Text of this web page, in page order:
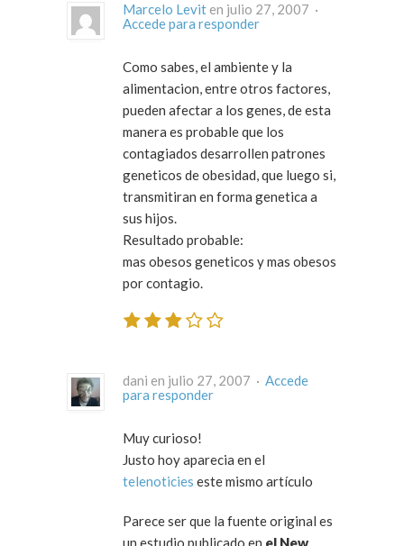
Marcelo Levit
en julio 27, 2007 ·
Accede para responder
Como sabes, el ambiente y la
alimentacion, entre otros factores,
pueden afectar a los genes, de esta
manera es probable que los
contagiados desarrollen patrones
geneticos de obesidad, que luego si,
transmitiran en forma genetica a
sus hijos.
Resultado probable:
mas obesos geneticos y mas obesos
por contagio.
dani en julio 27, 2007 · Accede
para responder
Muy curioso!
Justo hoy aparecia en el
telenoticies este mismo artículo
Parece ser que la fuente original es
un estudio publicado en el New